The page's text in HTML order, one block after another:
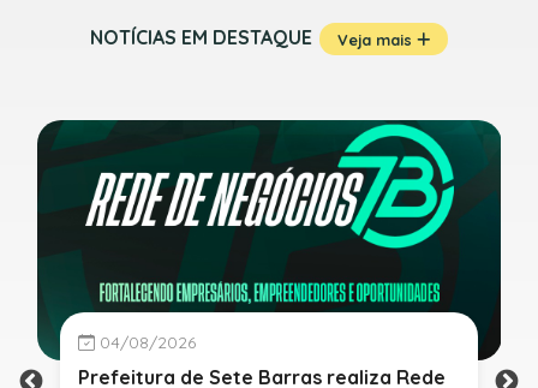
NOTÍCIAS EM DESTAQUE Veja mais
04/08/2026
Prefeitura de Sete Barras realiza Rede